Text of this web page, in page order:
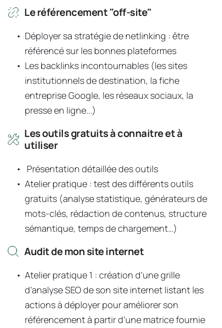
Le référencement "off-site"
Déployer sa stratégie de netlinking : être
référencé sur les bonnes plateformes
Les backlinks incontournables (les sites
institutionnels de destination, la fiche
entreprise Google, les réseaux sociaux, la
presse en ligne...)
Les outils gratuits à connaitre et à
utiliser
Présentation détaillée des outils
Atelier pratique : test des différents outils
gratuits (analyse statistique, générateurs de
mots-clés, rédaction de contenus, structure
sémantique, temps de chargement…)
Audit de mon site internet
Atelier pratique 1 : création d’une grille
d’analyse SEO de son site internet listant les
actions à déployer pour améliorer son
référencement à partir d’une matrice fournie